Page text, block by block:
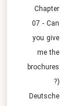
Chapter
07 - Can
you give
me the
brochures
Deutsche